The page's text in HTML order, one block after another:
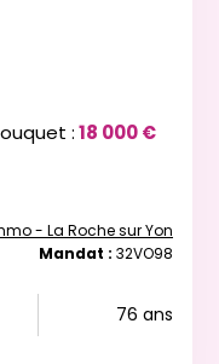
:18 000 €
- La Roche sur Yon
Mandat : 32VO98
76 ans